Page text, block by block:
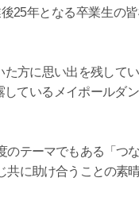
25年となる卒業生の
方に思い出を残して
ているメイポールダ
テーマでもある「つ
に助け合うことの素